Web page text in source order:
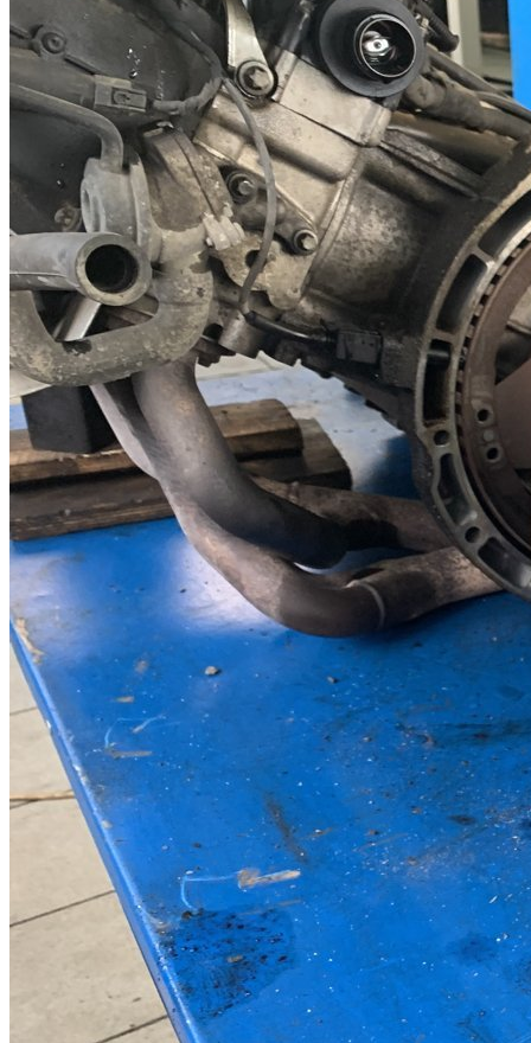
Главная
Услуги
ПРИМЕРЫ РЕМОНТОВ
Вариаторы
Audi
01J
Audi A6
0AW
Audi A4
Audi A5
Audi A6
JATCO / Nissan
JF010E
Nissan Murano
Nissan Teana
JF011E
Nissan Teana
Nissan X-Trail
Nissan Qashqai
Mitsubishi Outlander, ASX
Peugeot 4007, Citroen C-Crosser
Peugeot 4008
Dodge Caliber
Jeep Compass, Patriot, Liberty
Дополнительное охлаждение
JF015E
Nissan Juke
Nissan Qashqai
Nissan Sentra
Renault Fluence
Renault Megane
JF016E
Mitsubishi Outlander
Nissan Qashqai
Nissan Teana
Nissan X-Trail
JF017E
Infiniti JX35
Infiniti QX60
Nissan Pathfinder
Nissan Teana
Toyota
Toyota RAV4
Toyota Avensis
Lexus NX200T
Honda
Honda Jazz
Mercedes-Benz 722.8
A-class